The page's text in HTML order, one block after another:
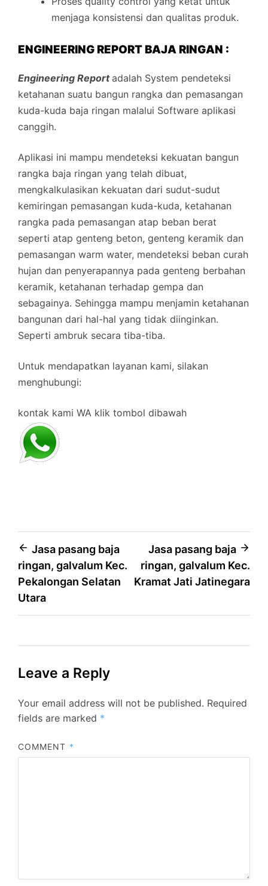
menjaga konsistensi dan qualitas produk.
ENGINEERING REPORT BAJA RINGAN :
Engineering Reportadalah System pendeteksi
ketahanan suatu bangun rangka dan pemasangan
kuda-kuda baja ringan malalui Software aplikasi
canggih.
Aplikasi ini mampu mendeteksi kekuatan bangun
rangka baja ringan yang telah dibuat,
mengkalkulasikan kekuatan dari sudut-sudut
kemiringan pemasangan kuda-kuda, ketahanan
rangka pada pemasangan atap beban berat
seperti atap genteng beton, genteng keramik dan
pemasangan warm water, mendeteksi beban curah
hujan dan penyerapannya pada genteng berbahan
keramik, ketahanan terhadap gempa dan
sebagainya. Sehingga mampu menjamin ketahanan
bangunan dari hal-hal yang tidak diinginkan.
Seperti ambruk secara tiba-tiba.
Untuk mendapatkan layanan kami, silakan
menghubungi:
kontak kami WA klik tombol dibawah
Post
navigation
Jasa pasang baja
ringan, galvalum Kec.
Pekalongan Selatan
Utara
Jasa pasang baja
ringan, galvalum Kec.
Kramat Jati Jatinegara
Leave a Reply
Your email address will not be published. Required
fields are marked *
COMMENT *